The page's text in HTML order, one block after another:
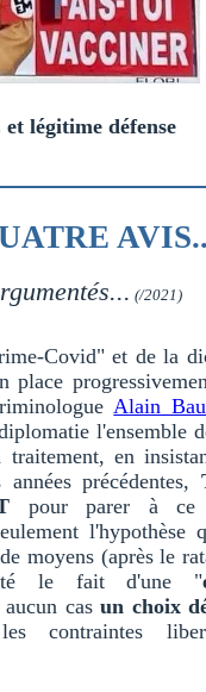
légitime défense
(/2021)
Covid" et de la
place
Alain
l'ensemble
traitement, en
précédentes,
pour parer à ce
l'hypothèse
moyens (après le
le fait d'une "
cas un choix
contraintes